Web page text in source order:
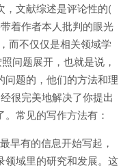
，文献综述是评论性的(
着作者本人批判的眼光
而不仅仅是相关领域学
问题展开，也就是说，
问题的，他们的方法和理
很完美地解决了你提出
常见的写作方法有：
早有的信息开始写起，
领域里的研究和发展。这